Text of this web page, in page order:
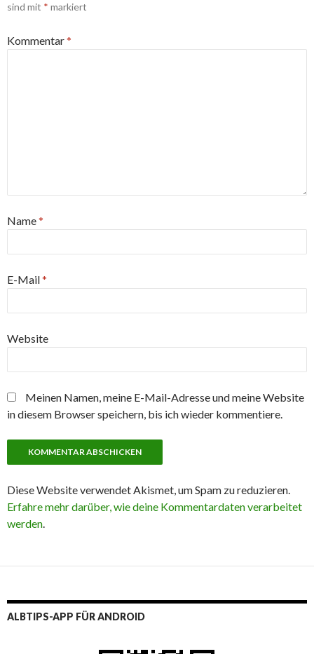
sind mit * markiert
Kommentar*
Name*
E-Mail*
Website
Meinen Namen, meine E-Mail-Adresse und meine Website
in diesem Browser speichern, bis ich wieder kommentiere.
Diese Website verwendet Akismet, um Spam zu reduzieren.
Erfahre mehr darüber, wie deine Kommentardaten verarbeitet
werden.
ALBTIPS-APP FÜR ANDROID